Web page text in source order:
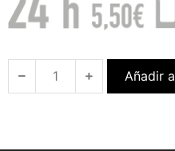
Añadir